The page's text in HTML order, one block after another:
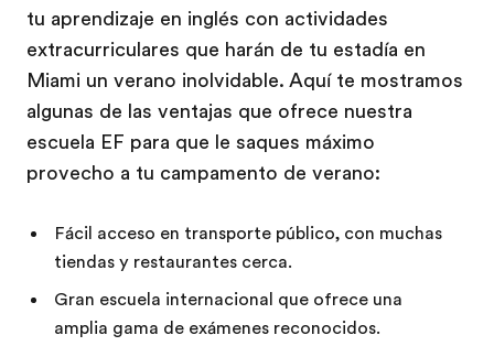
tu aprendizaje en inglés con actividades
extracurriculares que harán de tu estadía en
Miami un verano inolvidable. Aquí te mostramos
algunas de las ventajas que ofrece nuestra
escuela EF para que le saques máximo
provecho a tu campamento de verano:
Fácil acceso en transporte público, con muchas
tiendas y restaurantes cerca.
Gran escuela internacional que ofrece una
amplia gama de exámenes reconocidos.